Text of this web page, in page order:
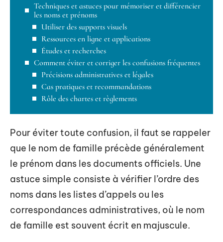
Techniques et astuces pour mémoriser et différencier
les noms et prénoms
Utiliser des supports visuels
Ressources en ligne et applications
Études et recherches
Comment éviter et corriger les confusions fréquentes
Précisions administratives et légales
Cas pratiques et recommandations
Rôle des chartes et règlements
Pour éviter toute confusion, il faut se rappeler
que le nom de famille précède généralement
le prénom dans les documents officiels. Une
astuce simple consiste à vérifier l’ordre des
noms dans les listes d’appels ou les
correspondances administratives, où le nom
de famille est souvent écrit en majuscule.